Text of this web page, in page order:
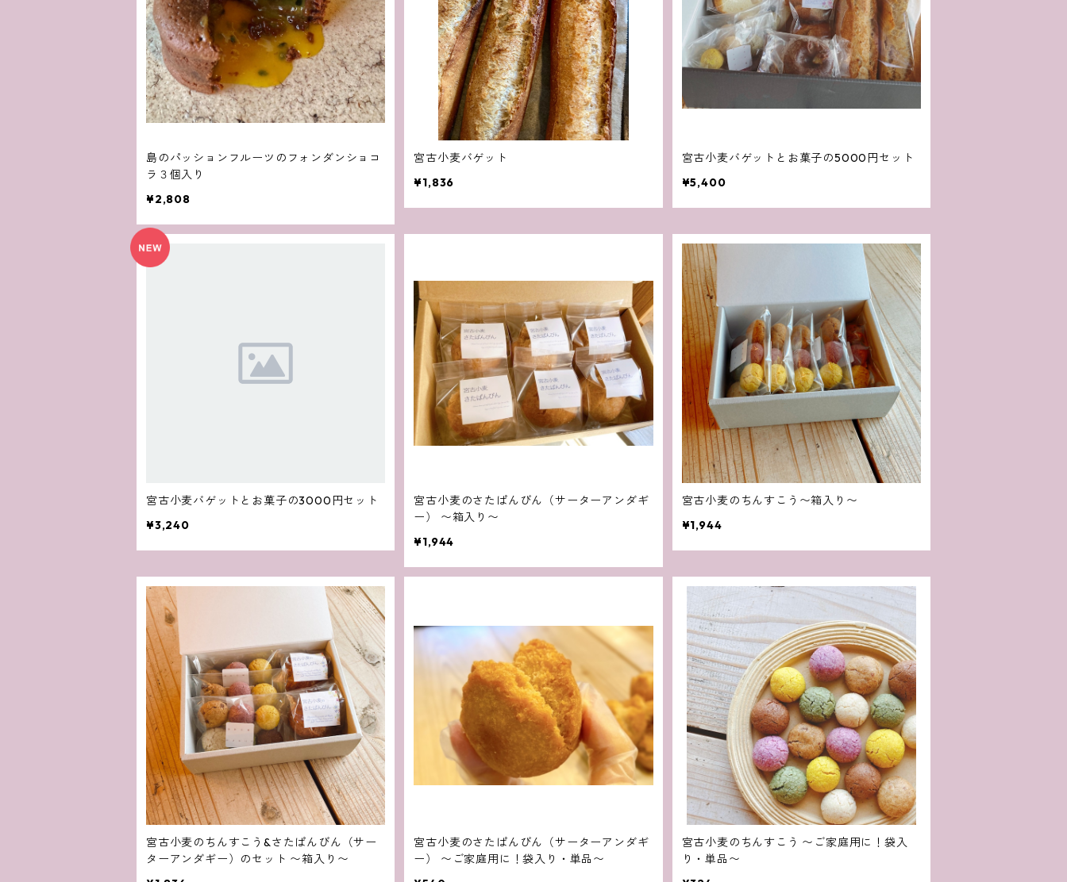
島のパッションフルーツのフォンダンショコ
ラ３個入り
¥2,808
宮古小麦バゲット
¥1,836
宮古小麦バゲットとお菓子の5000円セット
¥5,400
宮古小麦バゲットとお菓子の3000円セット
¥3,240
宮古小麦のさたぱんびん（サーターアンダギ
ー） 〜箱入り〜
¥1,944
宮古小麦のちんすこう〜箱入り〜
¥1,944
宮古小麦のちんすこう&さたぱんびん（サー
ターアンダギー）のセット 〜箱入り〜
宮古小麦のさたぱんびん（サーターアンダギ
ー） 〜ご家庭用に！袋入り・単品〜
宮古小麦のちんすこう 〜ご家庭用に！袋入
り・単品〜